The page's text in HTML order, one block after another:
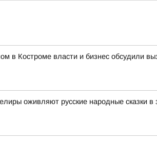
в Костроме власти и бизнес обсудили
оживляют русские народные сказки в